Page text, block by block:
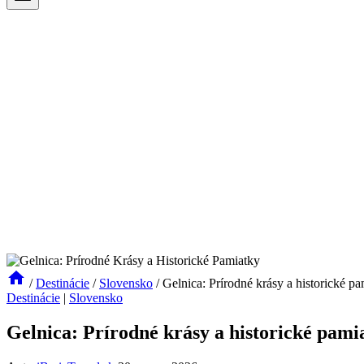
/ Destinácie / Slovensko / Gelnica: Prírodné krásy a historické
Destinácie | Slovensko
Gelnica: Prírodné krásy a historické